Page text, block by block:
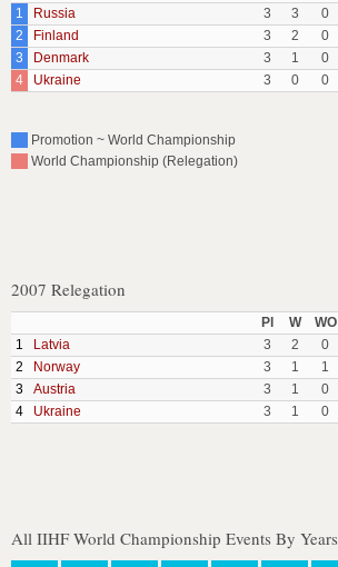
1 Russia 3 3 0
2
Finland 3 2 0
3
Denmark 3 1 0
4
Ukraine 3 0 0
Promotion ~ World Championship
World Championship (Relegation)
2007 Relegation
Pl W WO
1
Latvia 3 2 0
2
Norway 3 1 1
3
Austria 3 1 0
4
Ukraine 3 1 0
All IIHF World Championship Events By Years